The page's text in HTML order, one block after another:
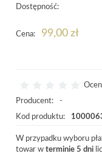
Dostępność:
Cena: 99,00 zł
Producent:
-
Kod produktu:
W przypadku wyboru
towar w terminie 5 dni